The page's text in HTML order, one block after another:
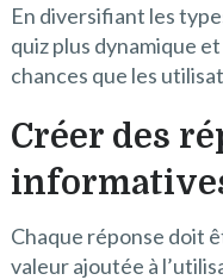
En diversifiant les
quiz plus dynamique
chances que les
Créer des
Chaque réponse doit
valeur ajoutée à